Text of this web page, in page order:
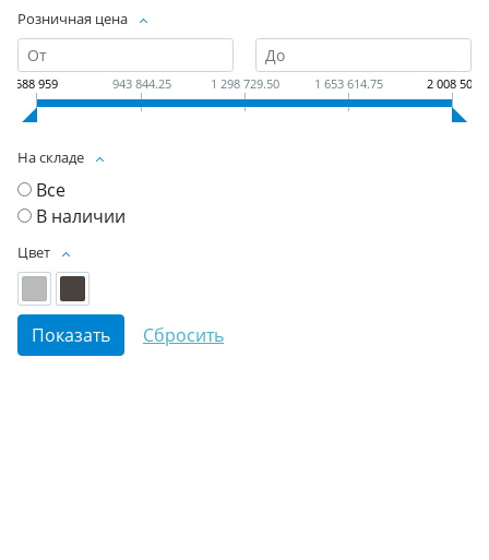
Розничная цена
588 959 943 844.25 1 298 729.50 1 653 614.75 2 008 500
На складе
Все
В наличии
Цвет